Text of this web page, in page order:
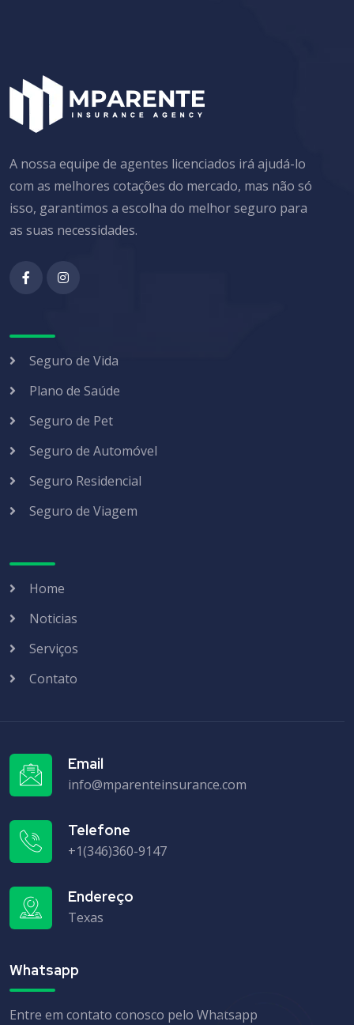
A nossa equipe de agentes licenciados irá ajudá-lo
com as melhores cotações do mercado, mas não só
isso, garantimos a escolha do melhor seguro para
as suas necessidades.
Seguro de Vida
Plano de Saúde
Seguro de Pet
Seguro de Automóvel
Seguro Residencial
Seguro de Viagem
Home
Noticias
Serviços
Contato
Email
info@mparenteinsurance.com
Telefone
+1(346)360-9147
Endereço
Texas
Whatsapp
Entre em contato conosco pelo Whatsapp